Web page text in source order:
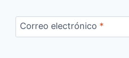
Correo electrónico *